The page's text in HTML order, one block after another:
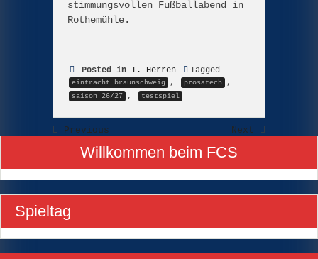
stimmungsvollen Fußballabend in
Rothemühle.
Posted in I. Herren Tagged
eintracht braunschweig , prosatech ,
saison 26/27 , testspiel
Previous Next
Willkommen beim FCS
Spieltag